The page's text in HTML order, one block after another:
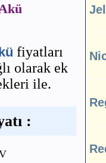
fiyatları
olarak ek
ile.
: